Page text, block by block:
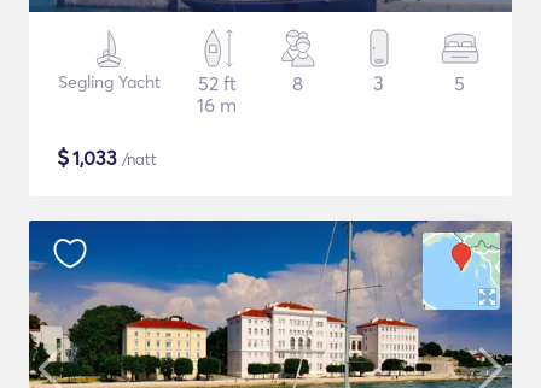
Segling Yacht
52 ft
16 m
8 3 5
$1,033 /natt